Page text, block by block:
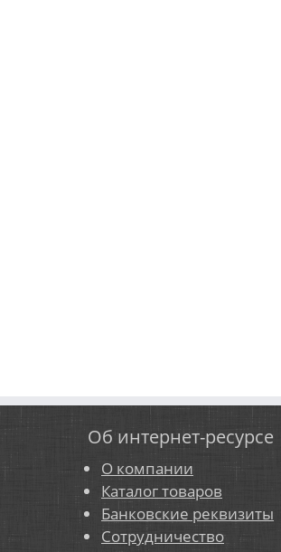
Об интернет-ресурсе
О компании
Каталог товаров
Банковские реквизиты
Сотрудничество